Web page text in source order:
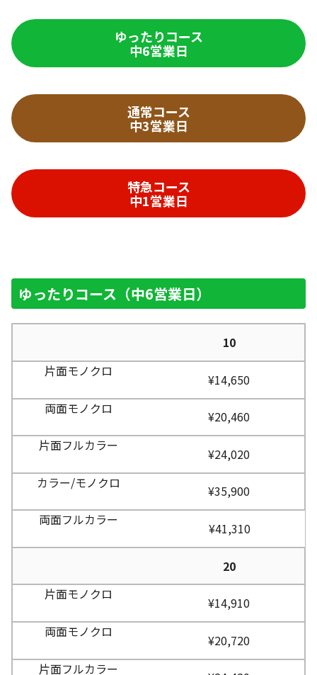
ゆったりコース
中6営業日
通常コース
中3営業日
特急コース
中1営業日
ゆったりコース（中6営業日）
10
¥14,650
¥20,460
¥24,020
¥35,900
¥41,310
20
¥14,910
¥20,720